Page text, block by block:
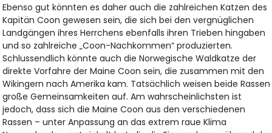
Ebenso gut könnten es daher auch die zahlreichen Katzen des
Kapitän Coon gewesen sein, die sich bei den vergnüglichen
Landgängen ihres Herrchens ebenfalls ihren Trieben hingaben
und so zahlreiche „Coon-Nachkommen“ produzierten.
Schlussendlich könnte auch die Norwegische Waldkatze der
direkte Vorfahre der Maine Coon sein, die zusammen mit den
Wikingern nach Amerika kam. Tatsächlich weisen beide Rassen
große Gemeinsamkeiten auf. Am wahrscheinlichsten ist
jedoch, dass sich die Maine Coon aus den verschiedenen
Rassen – unter Anpassung an das extrem raue Klima